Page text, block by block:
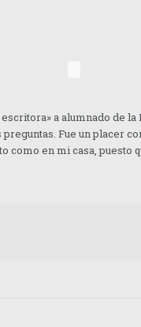
a alumnado de
Fue un placer
en mi casa, puesto